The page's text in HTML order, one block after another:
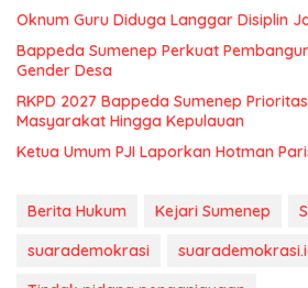
Oknum Guru Diduga Langgar Disiplin
Bappeda Sumenep Perkuat
Gender Desa
RKPD 2027 Bappeda Sumenep
Masyarakat Hingga Kepulauan
Ketua Umum PJI Laporkan Hotman
Berita Hukum Kejari Sumenep
suarademokrasi